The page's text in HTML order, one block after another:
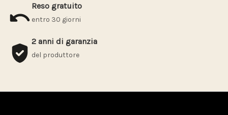
Reso gratuito
entro 30 giorni
2 anni di garanzia
del produttore